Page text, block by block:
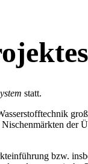
statt.
der
bzw.